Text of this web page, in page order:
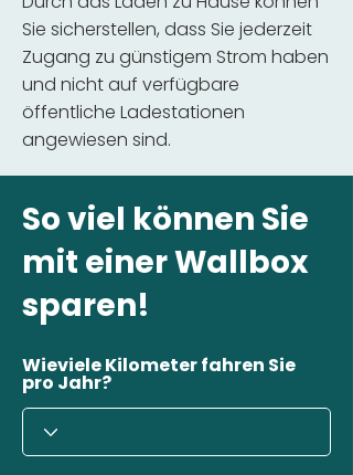
Sie sicherstellen, dass Sie jederzeit
Zugang zu günstigem Strom haben
und nicht auf verfügbare
öffentliche Ladestationen
angewiesen sind.
So viel können Sie
mit einer Wallbox
sparen!
Wieviele Kilometer fahren Sie
pro Jahr?